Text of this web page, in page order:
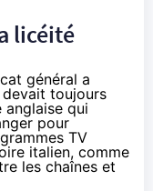
licéité
général a
toujours
qui
pour
TV
italien, comme
les chaînes et